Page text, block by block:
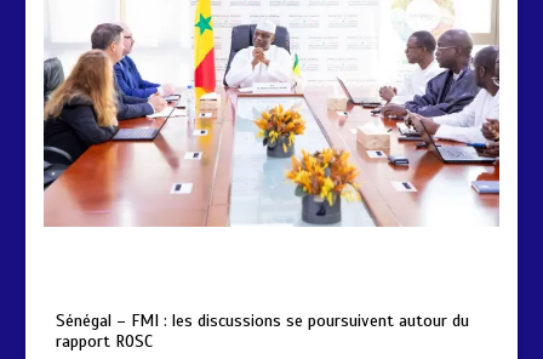
Sénégal – FMI : les discussions se poursuivent autour du
rapport ROSC